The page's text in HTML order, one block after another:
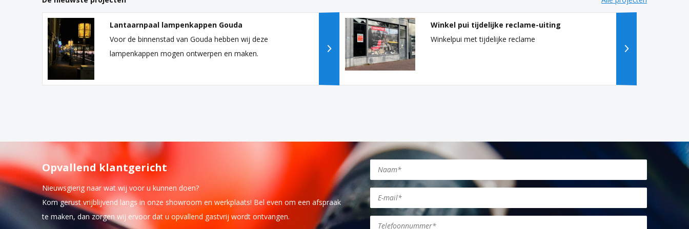
Lantaarnpaal lampenkappen Gouda
Voor de binnenstad van Gouda hebben wij deze
lampenkappen mogen ontwerpen en maken.
Winkel pui tijdelijke reclame-uiting
Winkelpui met tijdelijke reclame
Opvallend klantgericht
Nieuwsgierig naar wat wij voor u kunnen doen?
Kom gerust vrijblijvend langs in onze showroom en werkplaats! Bel even om een afspraak
te maken, dan zorgen wij ervoor dat u opvallend gastvrij wordt ontvangen.